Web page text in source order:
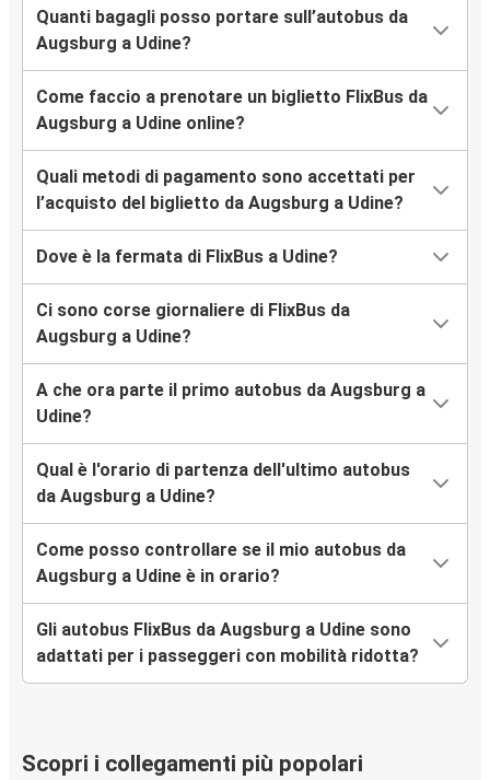
Quanti bagagli posso portare sull’autobus da
Augsburg a Udine?
Come faccio a prenotare un biglietto FlixBus da
Augsburg a Udine online?
Quali metodi di pagamento sono accettati per
l’acquisto del biglietto da Augsburg a Udine?
Dove è la fermata di FlixBus a Udine?
Ci sono corse giornaliere di FlixBus da
Augsburg a Udine?
A che ora parte il primo autobus da Augsburg a
Udine?
Qual è l'orario di partenza dell'ultimo autobus
da Augsburg a Udine?
Come posso controllare se il mio autobus da
Augsburg a Udine è in orario?
Gli autobus FlixBus da Augsburg a Udine sono
adattati per i passeggeri con mobilità ridotta?
Scopri i collegamenti più popolari